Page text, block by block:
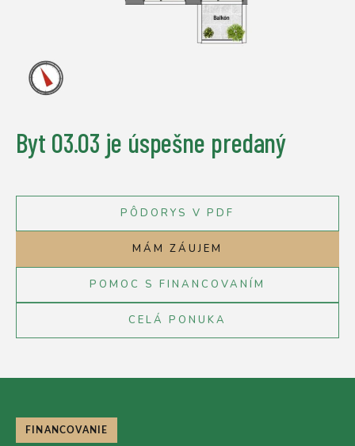
Byt 03.03 je úspešne predaný
PÔDORYS V PDF
MÁM ZÁUJEM
POMOC S FINANCOVANÍM
CELÁ PONUKA
FINANCOVANIE